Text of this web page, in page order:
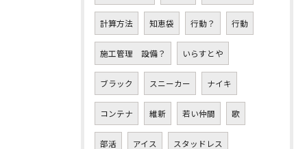
計算方法 知恵袋 行動？ 行動
施工管理 設備？ いらすとや
ブラック スニーカー ナイキ
コンテナ 維新 若い仲間 歌
部活 アイス スタッドレス